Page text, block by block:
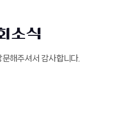
소식
해주셔서 감사합니다.